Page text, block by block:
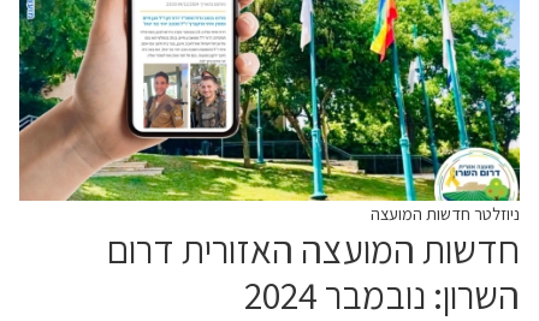
ניוזלטר חדשות המועצה
חדשות המועצה האזורית דרום
השרון: נובמבר 2024